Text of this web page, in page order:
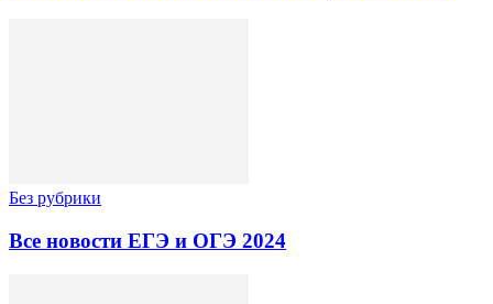
Без рубрики
Все новости ЕГЭ и ОГЭ 2024